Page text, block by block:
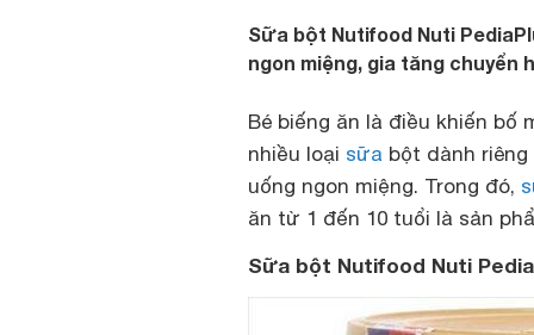
Sữa bột Nutifood Nuti
ngon miệng, gia tăng
Bé biếng ăn là điều khiến bố
nhiều loại sữa bột dành
uống ngon miệng. Trong đó,
ăn từ 1 đến 10 tuổi là sản
Sữa bột Nutifood Nuti